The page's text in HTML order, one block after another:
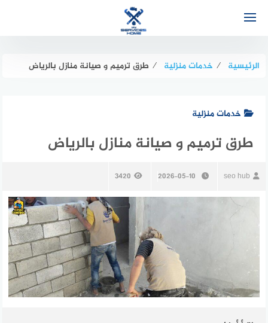
الرئيسية ⁄ خدمات منزلية ⁄ طرق ترميم و صيانة منازل بالرياض
خدمات منزلية
طرق ترميم و صيانة منازل بالرياض
seo hub
2026-05-10
3420